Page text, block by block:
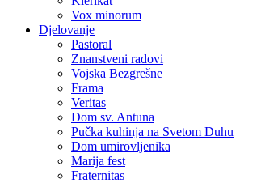
Vox minorum
Djelovanje
Pastoral
Znanstveni radovi
Vojska Bezgrešne
Frama
Veritas
Dom sv. Antuna
Pučka kuhinja na Svetom Duhu
Dom umirovljenika
Marija fest
Fraternitas